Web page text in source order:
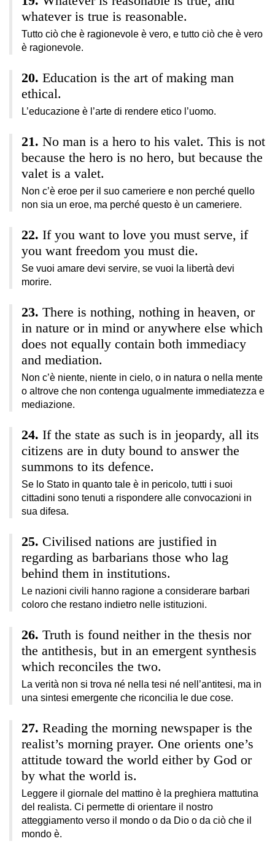
whatever is true is reasonable.
Tutto ciò che è ragionevole è vero, e tutto ciò che è vero
è ragionevole.
Education is the art of making man
ethical.
L’educazione è l’arte di rendere etico l’uomo.
No man is a hero to his valet. This is not
because the hero is no hero, but because the
valet is a valet.
Non c’è eroe per il suo cameriere e non perché quello
non sia un eroe, ma perché questo è un cameriere.
If you want to love you must serve, if
you want freedom you must die.
Se vuoi amare devi servire, se vuoi la libertà devi
morire.
There is nothing, nothing in heaven, or
in nature or in mind or anywhere else which
does not equally contain both immediacy
and mediation.
Non c’è niente, niente in cielo, o in natura o nella mente
o altrove che non contenga ugualmente immediatezza e
mediazione.
If the state as such is in jeopardy, all its
citizens are in duty bound to answer the
summons to its defence.
Se lo Stato in quanto tale è in pericolo, tutti i suoi
cittadini sono tenuti a rispondere alle convocazioni in
sua difesa.
Civilised nations are justified in
regarding as barbarians those who lag
behind them in institutions.
Le nazioni civili hanno ragione a considerare barbari
coloro che restano indietro nelle istituzioni.
Truth is found neither in the thesis nor
the antithesis, but in an emergent synthesis
which reconciles the two.
La verità non si trova né nella tesi né nell’antitesi, ma in
una sintesi emergente che riconcilia le due cose.
Reading the morning newspaper is the
realist’s morning prayer. One orients one’s
attitude toward the world either by God or
by what the world is.
Leggere il giornale del mattino è la preghiera mattutina
del realista. Ci permette di orientare il nostro
atteggiamento verso il mondo o da Dio o da ciò che il
mondo è.